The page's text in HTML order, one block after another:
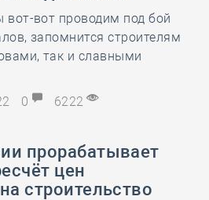
вот-вот проводим под бой
запомнится строителям
так и славными
0 6222
прорабатывает
цен
строительство